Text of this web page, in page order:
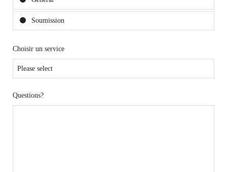
Soumission
Choisir un service
Questions?